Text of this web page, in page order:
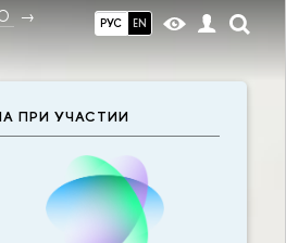
РУС EN
ПРИ УЧАСТИИ